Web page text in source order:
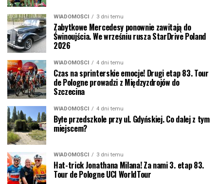
WIADOMOŚCI 3 dni temu
Zabytkowe Mercedesy ponownie zawitają do
Świnoujścia. We wrześniu rusza StarDrive Poland
2026
WIADOMOŚCI 4 dni temu
Czas na sprinterskie emocje! Drugi etap 83. Tour
de Pologne prowadzi z Międzyzdrojów do
Szczecina
WIADOMOŚCI 4 dni temu
Byłe przedszkole przy ul. Gdyńskiej. Co dalej z tym
miejscem?
WIADOMOŚCI 3 dni temu
Hat-trick Jonathana Milana! Za nami 3. etap 83.
Tour de Pologne UCI WorldTour